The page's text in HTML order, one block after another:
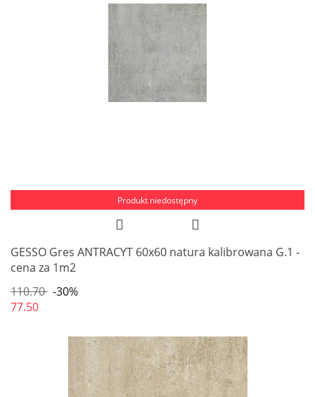
Produkt niedostępny
GESSO Gres ANTRACYT 60x60 natura kalibrowana G.1 -
cena za 1m2
110.70 -30%
77.50